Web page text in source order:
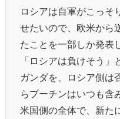
ロシアは自軍がこっそ
せたいので、欧米から
たことを一部しか発表
「ロシアは負けそう
ガンダを、ロシア側は
らプーチンはいつも含
米国側の全体で、新た